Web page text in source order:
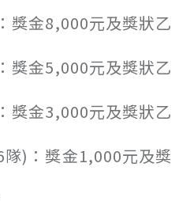
金8,000元及獎狀乙
金5,000元及獎狀乙
金3,000元及獎狀乙
)：獎金1,000元及獎